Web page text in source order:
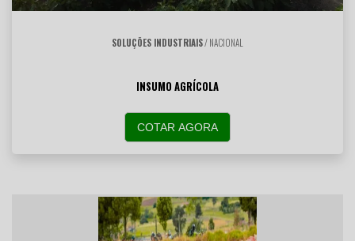
SOLUÇÕES INDUSTRIAIS/ NACIONAL
INSUMO AGRÍCOLA
COTAR AGORA